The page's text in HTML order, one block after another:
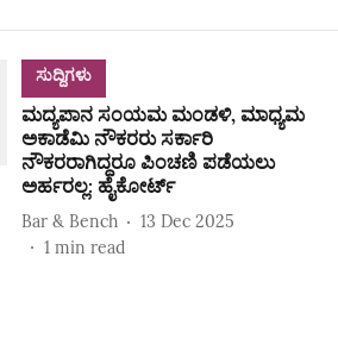
ಸುದ್ದಿಗಳು
ಮದ್ಯಪಾನ ಸಂಯಮ ಮಂಡಳಿ, ಮಾಧ್ಯಮ
ಅಕಾಡೆಮಿ ನೌಕರರು ಸರ್ಕಾರಿ
ನೌಕರರಾಗಿದ್ದರೂ ಪಿಂಚಣಿ ಪಡೆಯಲು
ಅರ್ಹರಲ್ಲ: ಹೈಕೋರ್ಟ್‌
Bar & Bench
13 Dec 2025
1 min read